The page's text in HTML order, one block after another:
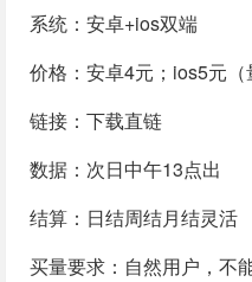
系统：安卓+ios双端
价格：安卓4元；ios5元（
链接：下载直链
数据：次日中午13点出
结算：日结周结月结灵活
买量要求：自然用户，不